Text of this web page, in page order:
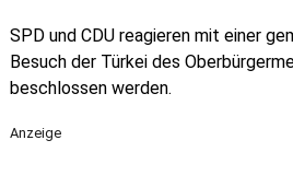
SPD und CDU reagieren mit einer
Besuch der Türkei des
beschlossen werden.
Anzeige